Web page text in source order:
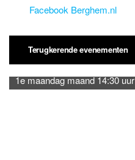
Facebook Berghem.nl
Terugkerende evenementen
1e maandag maand 14:30 uur